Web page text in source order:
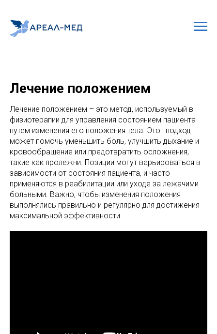
Лечение положением
Лечение положением – это метод, используемый в
физиотерапии для управления состоянием пациента
путем изменения его положения тела. Этот подход
может помочь уменьшить боль, улучшить дыхание и
кровообращение или предотвратить осложнения,
такие как пролежни. Позиции могут варьироваться в
зависимости от состояния пациента, и часто
применяются в реабилитации или уходе за лежачими
больными. Важно, чтобы изменения положения
выполнялись правильно и регулярно для достижения
максимальной эффективности.